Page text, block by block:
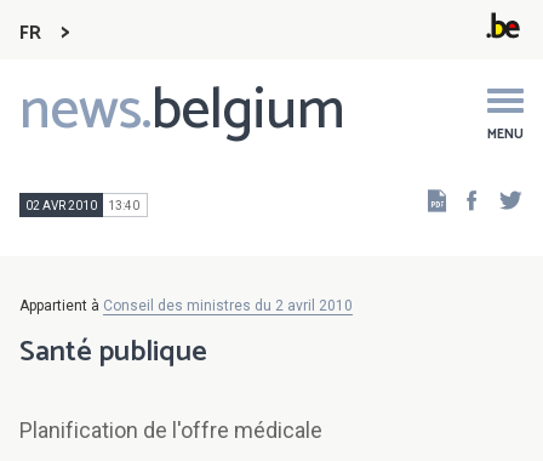
FR
news.belgium MENU
Main
navigation
02 AVR 2010 13:40
Appartient à Conseil des ministres du 2 avril 2010
Santé publique
Planification de l'offre médicale